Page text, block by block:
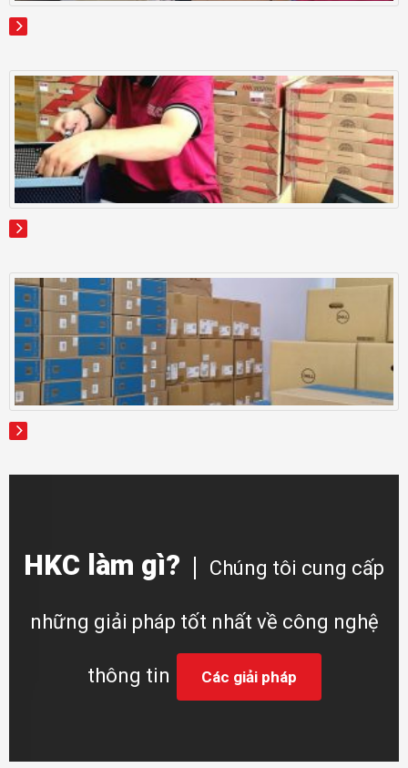
HKC làm gì? Chúng tôi cung cấp
những giải pháp tốt nhất về công nghệ
thông tin Các giải pháp